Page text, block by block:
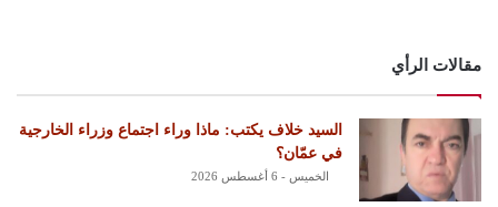
مقالات الرأي
السيد خلاف يكتب: ماذا وراء اجتماع وزراء الخارجية
في عمّان؟
الخميس - 6 أغسطس 2026